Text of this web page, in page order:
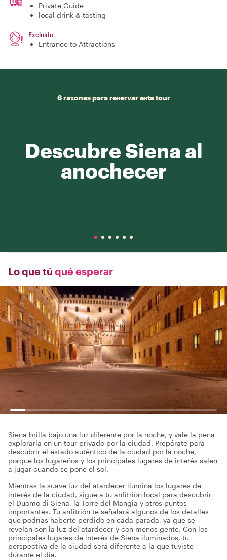
Private Guide
local drink & tasting
Excluido
Entrance to Attractions
6 razones para reservar este tour
Descubre Siena al
anochecer
Lo que tú qué esperar
Siena brilla bajo una luz diferente por la noche, y vale la pena
explorarla en un tour privado por la ciudad. Prepárate para
descubrir el estado auténtico de la ciudad por la noche,
porque los lugareños y los principales lugares de interés salen
a jugar cuando se pone el sol.
Mientras la suave luz del atardecer ilumina los lugares de
interés de la ciudad, sigue a tu anfitrión local para descubrir
el Duomo di Siena, la Torre del Mangia y otros puntos
importantes. Tu anfitrión te señalará algunos de los detalles
que podrías haberte perdido en cada parada, ya que se
revelan con la luz del atardecer y con menos gente. Con los
principales lugares de interés de Siena iluminados, tu
perspectiva de la ciudad será diferente a la que tuviste
durante el día.